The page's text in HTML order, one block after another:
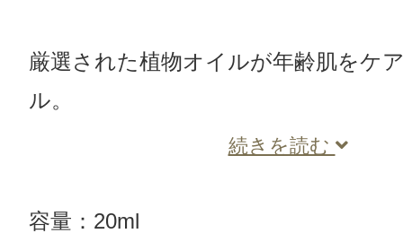
厳選された植物オイルが年齢肌をケ
ル。
続きを読む
容量：20ml